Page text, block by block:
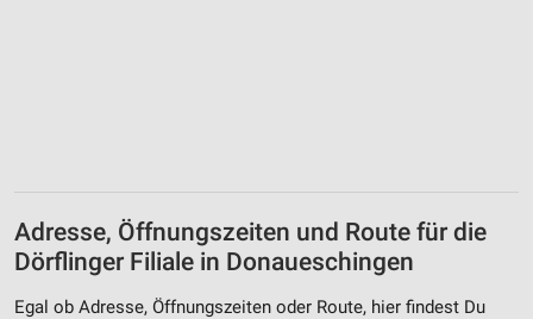
Adresse, Öffnungszeiten und Route für die
Dörflinger Filiale in Donaueschingen
Egal ob Adresse, Öffnungszeiten oder Route, hier findest Du